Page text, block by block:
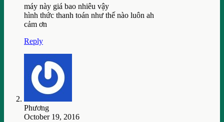
máy này giá bao nhiêu vậy
hình thức thanh toán như thế nào luôn ah
cảm ơn
Reply
Phương
October 19, 2016